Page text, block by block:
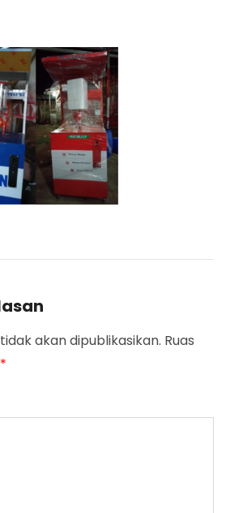
akan dipublikasikan. Ruas
*